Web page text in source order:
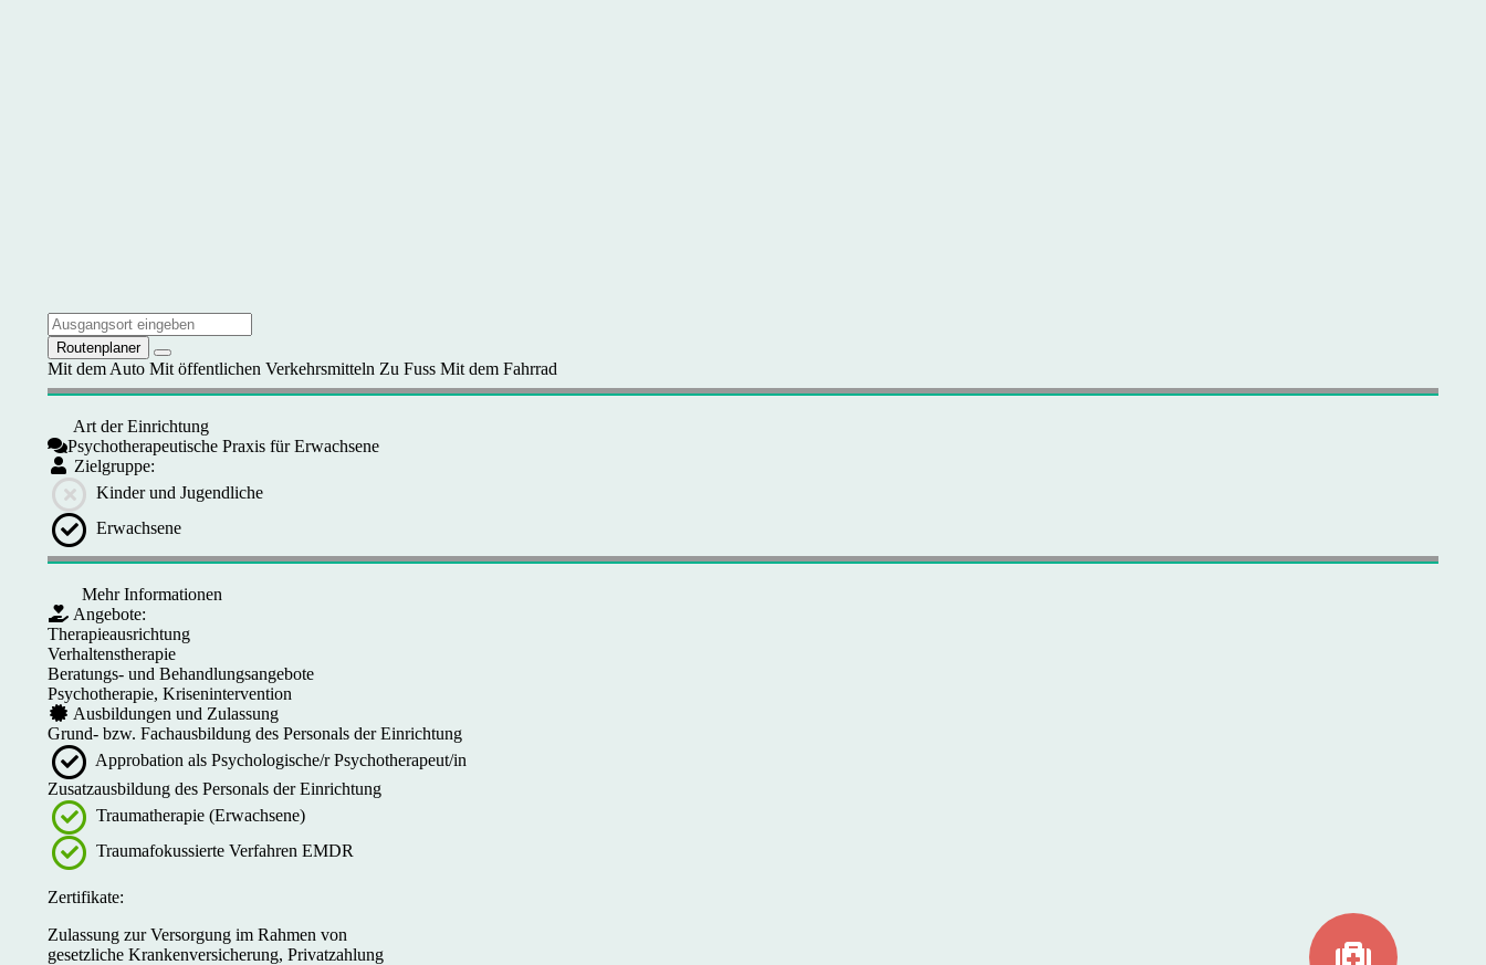
Routenplaner
Mit dem Auto Mit öffentlichen Verkehrsmitteln Zu Fuss Mit dem Fahrrad
Art der Einrichtung
Psychotherapeutische Praxis für Erwachsene
Zielgruppe:
Kinder und Jugendliche
Erwachsene
Mehr Informationen
Angebote:
Therapieausrichtung
Verhaltenstherapie
Beratungs- und Behandlungsangebote
Psychotherapie, Krisenintervention
Ausbildungen und Zulassung
Grund- bzw. Fachausbildung des Personals der Einrichtung
Approbation als Psychologische/r Psychotherapeut/in
Zusatzausbildung des Personals der Einrichtung
Traumatherapie (Erwachsene)
Traumafokussierte Verfahren EMDR
Zertifikate:
Zulassung zur Versorgung im Rahmen von
gesetzliche Krankenversicherung, Privatzahlung